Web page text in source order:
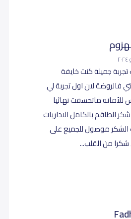
جميلة كنت خايفة
فالروضة لان اول تجربة لي
للأمانه ماتحسفت نهائيا
الطاقم بالكامل الاداريات
الشكر موصول للجميع على
من القلب...